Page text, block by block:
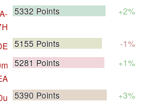
5332 Points +2%
5155 Points
-1%
5281 Points +1%
5390 Points
+3%